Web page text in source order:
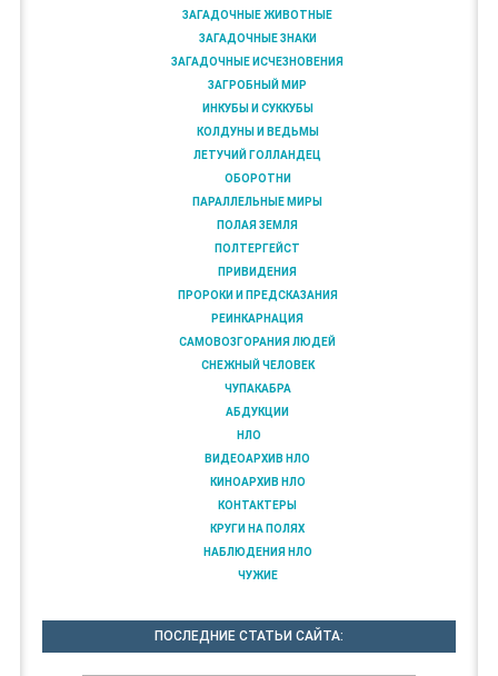
ЗАГАДОЧНЫЕ ЖИВОТНЫЕ
ЗАГАДОЧНЫЕ ЗНАКИ
ЗАГАДОЧНЫЕ ИСЧЕЗНОВЕНИЯ
ЗАГРОБНЫЙ МИР
ИНКУБЫ И СУККУБЫ
КОЛДУНЫ И ВЕДЬМЫ
ЛЕТУЧИЙ ГОЛЛАНДЕЦ
ОБОРОТНИ
ПАРАЛЛЕЛЬНЫЕ МИРЫ
ПОЛАЯ ЗЕМЛЯ
ПОЛТЕРГЕЙСТ
ПРИВИДЕНИЯ
ПРОРОКИ И ПРЕДСКАЗАНИЯ
РЕИНКАРНАЦИЯ
САМОВОЗГОРАНИЯ ЛЮДЕЙ
СНЕЖНЫЙ ЧЕЛОВЕК
ЧУПАКАБРА
АБДУКЦИИ
НЛО
ВИДЕОАРХИВ НЛО
КИНОАРХИВ НЛО
КОНТАКТЕРЫ
КРУГИ НА ПОЛЯХ
НАБЛЮДЕНИЯ НЛО
ЧУЖИЕ
ПОСЛЕДНИЕ СТАТЬИ САЙТА: